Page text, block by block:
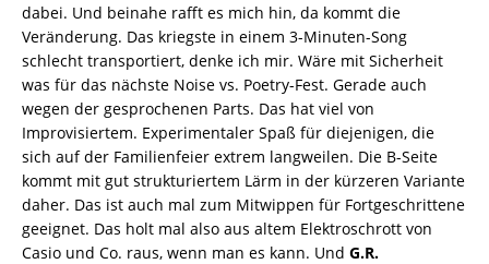
dabei. Und beinahe rafft es mich hin, da kommt die
Veränderung. Das kriegste in einem 3-Minuten-Song
schlecht transportiert, denke ich mir. Wäre mit Sicherheit
was für das nächste Noise vs. Poetry-Fest. Gerade auch
wegen der gesprochenen Parts. Das hat viel von
Improvisiertem. Experimentaler Spaß für diejenigen, die
sich auf der Familienfeier extrem langweilen. Die B-Seite
kommt mit gut strukturiertem Lärm in der kürzeren Variante
daher. Das ist auch mal zum Mitwippen für Fortgeschrittene
geeignet. Das holt mal also aus altem Elektroschrott von
Casio und Co. raus, wenn man es kann. Und G.R.